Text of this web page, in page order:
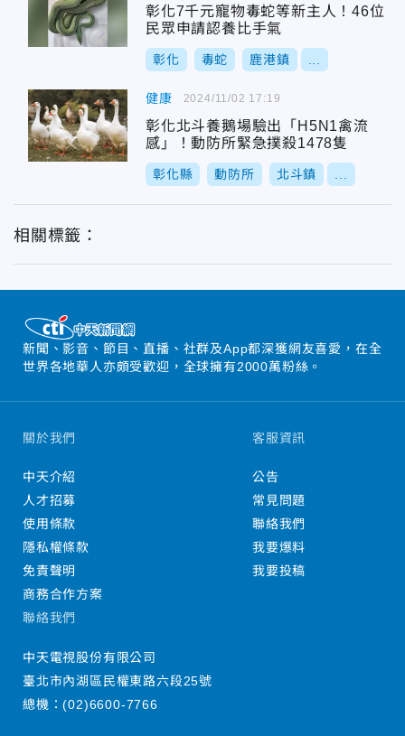
彰化7千元寵物毒蛇等新主人！46位
民眾申請認養比手氣
彰化 毒蛇 鹿港鎮
健康
彰化北斗養鵝場驗出「H5N1禽流
感」！動防所緊急撲殺1478隻
彰化縣 動防所 北斗鎮
2024/11/02 17:19
相關標籤：
新聞、影音、節目、直播、社群及App都深獲網友喜愛，在全
世界各地華人亦頗受歡迎，全球擁有2000萬粉絲。
關於我們
中天介紹
人才招募
使用條款
隱私權條款
免責聲明
商務合作方案
客服資訊
公告
常見問題
聯絡我們
我要爆料
我要投稿
聯絡我們
中天電視股份有限公司
臺北市內湖區民權東路六段25號
總機：(02)6600-7766